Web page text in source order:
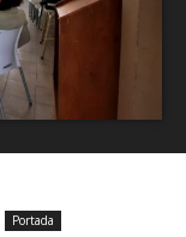
Portada